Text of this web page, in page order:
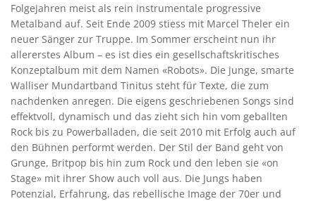
Folgejahren meist als rein instrumentale progressive
Metalband auf. Seit Ende 2009 stiess mit Marcel Theler ein
neuer Sänger zur Truppe. Im Sommer erscheint nun ihr
allererstes Album – es ist dies ein gesellschaftskritisches
Konzeptalbum mit dem Namen «Robots». Die junge, smarte
Walliser Mundartband Tinitus steht für Texte, die zum
nachdenken anregen. Die eigens geschriebenen Songs sind
effektvoll, dynamisch und das zieht sich hin vom geballten
Rock bis zu Powerballaden, die seit 2010 mit Erfolg auch auf
den Bühnen performt werden. Der Stil der Band geht von
Grunge, Britpop bis hin zum Rock und den leben sie «on
Stage» mit ihrer Show auch voll aus. Die Jungs haben
Potenzial, Erfahrung, das rebellische Image der 70er und